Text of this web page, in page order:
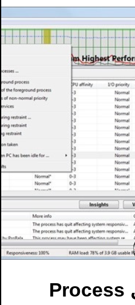
معلومات حول Process